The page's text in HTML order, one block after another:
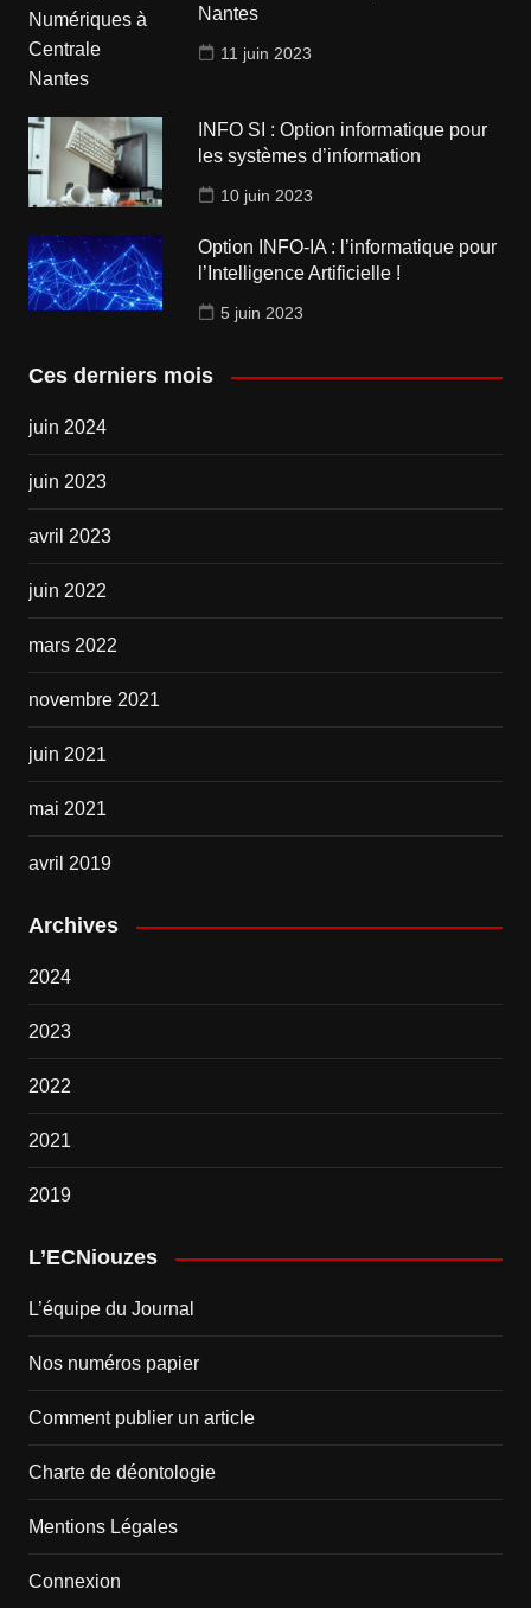
Nantes
11 juin 2023
INFO SI : Option informatique pour
les systèmes d’information
10 juin 2023
Option INFO-IA : l’informatique pour
l’Intelligence Artificielle !
5 juin 2023
Ces derniers mois
juin 2024
juin 2023
avril 2023
juin 2022
mars 2022
novembre 2021
juin 2021
mai 2021
avril 2019
Archives
2024
2023
2022
2021
2019
L’ECNiouzes
L’équipe du Journal
Nos numéros papier
Comment publier un article
Charte de déontologie
Mentions Légales
Connexion